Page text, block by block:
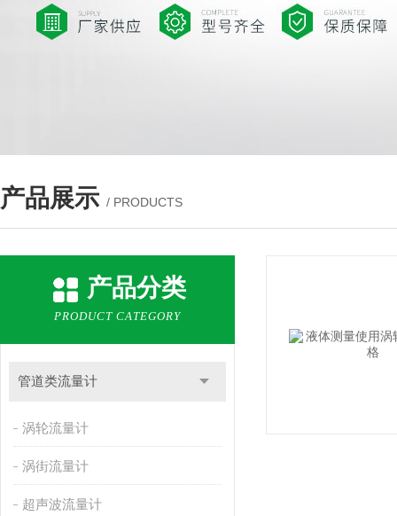
产品展示 / PRODUCTS
产品分类
PRODUCT CATEGORY
管道类流量计
涡轮流量计
涡街流量计
超声波流量计